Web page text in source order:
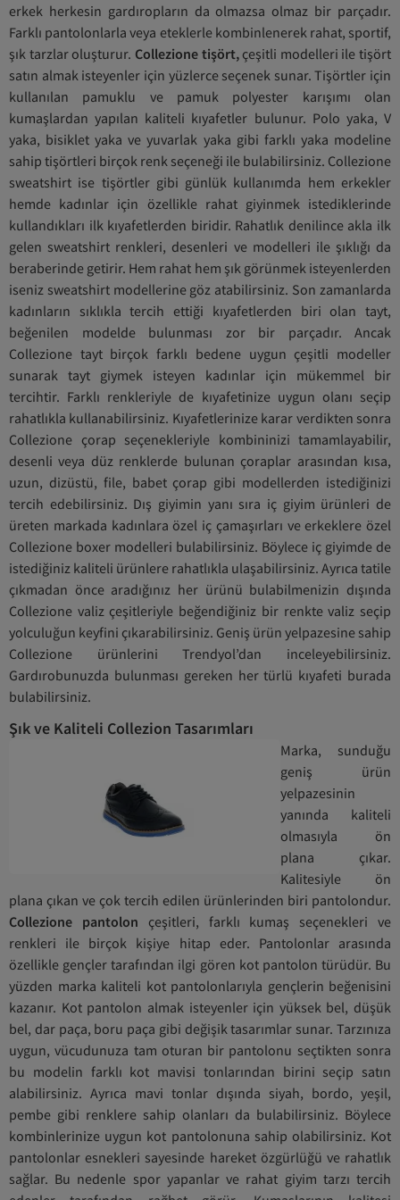
erkek herkesin gardıropların da olmazsa olmaz bir parçadır.
Farklı pantolonlarla veya eteklerle kombinlenerek rahat, sportif,
şık tarzlar oluşturur. Collezione tişört,çeşitli modelleri ile tişört
satın almak isteyenler için yüzlerce seçenek sunar. Tişörtler için
kullanılan pamuklu ve pamuk polyester karışımı olan
kumaşlardan yapılan kaliteli kıyafetler bulunur. Polo yaka, V
yaka, bisiklet yaka ve yuvarlak yaka gibi farklı yaka modeline
sahip tişörtleri birçok renk seçeneği ile bulabilirsiniz. Collezione
sweatshirt ise tişörtler gibi günlük kullanımda hem erkekler
hemde kadınlar için özellikle rahat giyinmek istediklerinde
kullandıkları ilk kıyafetlerden biridir. Rahatlık denilince akla ilk
gelen sweatshirt renkleri, desenleri ve modelleri ile şıklığı da
beraberinde getirir. Hem rahat hem şık görünmek isteyenlerden
iseniz sweatshirt modellerine göz atabilirsiniz. Son zamanlarda
kadınların sıklıkla tercih ettiği kıyafetlerden biri olan tayt,
beğenilen modelde bulunması zor bir parçadır. Ancak
Collezione tayt birçok farklı bedene uygun çeşitli modeller
sunarak tayt giymek isteyen kadınlar için mükemmel bir
tercihtir. Farklı renkleriyle de kıyafetinize uygun olanı seçip
rahatlıkla kullanabilirsiniz. Kıyafetlerinize karar verdikten sonra
Collezione çorap seçenekleriyle kombininizi tamamlayabilir,
desenli veya düz renklerde bulunan çoraplar arasından kısa,
uzun, dizüstü, file, babet çorap gibi modellerden istediğinizi
tercih edebilirsiniz. Dış giyimin yanı sıra iç giyim ürünleri de
üreten markada kadınlara özel iç çamaşırları ve erkeklere özel
Collezione boxer modelleri bulabilirsiniz. Böylece iç giyimde de
istediğiniz kaliteli ürünlere rahatlıkla ulaşabilirsiniz. Ayrıca tatile
çıkmadan önce aradığınız her ürünü bulabilmenizin dışında
Collezione valiz çeşitleriyle beğendiğiniz bir renkte valiz seçip
yolculuğun keyfini çıkarabilirsiniz. Geniş ürün yelpazesine sahip
Collezione ürünlerini Trendyol’dan inceleyebilirsiniz.
Gardırobunuzda bulunması gereken her türlü kıyafeti burada
bulabilirsiniz.
Şık ve Kaliteli Collezion Tasarımları
Marka, sunduğu
geniş ürün
yelpazesinin
yanında kaliteli
olmasıyla ön
plana çıkar.
Kalitesiyle ön
plana çıkan ve çok tercih edilen ürünlerinden biri pantolondur.
Collezione pantolon çeşitleri, farklı kumaş seçenekleri ve
renkleri ile birçok kişiye hitap eder. Pantolonlar arasında
özellikle gençler tarafından ilgi gören kot pantolon türüdür. Bu
yüzden marka kaliteli kot pantolonlarıyla gençlerin beğenisini
kazanır. Kot pantolon almak isteyenler için yüksek bel, düşük
bel, dar paça, boru paça gibi değişik tasarımlar sunar. Tarzınıza
uygun, vücudunuza tam oturan bir pantolonu seçtikten sonra
bu modelin farklı kot mavisi tonlarından birini seçip satın
alabilirsiniz. Ayrıca mavi tonlar dışında siyah, bordo, yeşil,
pembe gibi renklere sahip olanları da bulabilirsiniz. Böylece
kombinlerinize uygun kot pantolonuna sahip olabilirsiniz. Kot
pantolonlar esnekleri sayesinde hareket özgürlüğü ve rahatlık
sağlar. Bu nedenle spor yapanlar ve rahat giyim tarzı tercih